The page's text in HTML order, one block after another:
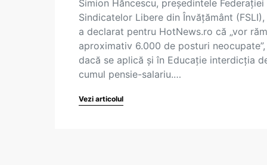
Simion Hăncescu, președintele Federației
Sindicatelor Libere din Învățământ (FSLI),
a declarat pentru HotNews.ro că „vor
aproximativ 6.000 de posturi neocupate”,
dacă se aplică și în Educație interdicția
cumul pensie-salariu.…
Vezi articolul